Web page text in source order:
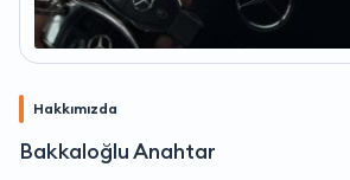
Hakkımızda
Bakkaloğlu Anahtar